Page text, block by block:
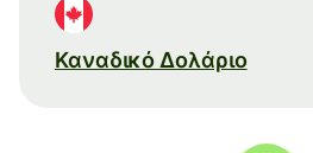
Καναδικό Δολάριο